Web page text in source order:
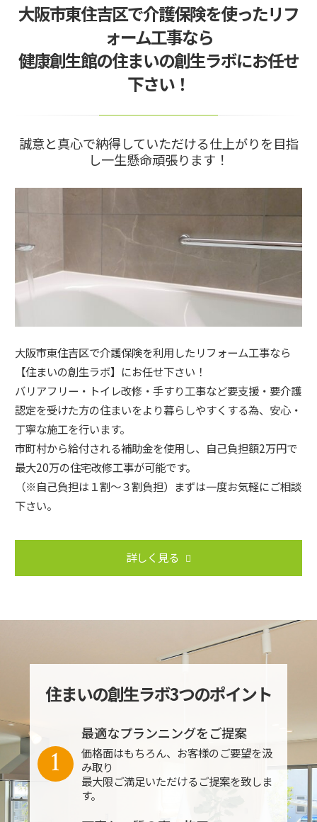
大阪市東住吉区で介護保険を使ったリフ
ォーム工事なら
健康創生館の住まいの創生ラボにお任せ
下さい！
誠意と真心で納得していただける仕上がりを目指
し一生懸命頑張ります！
大阪市東住吉区で介護保険を利用したリフォーム工事なら
【住まいの創生ラボ】にお任せ下さい！
バリアフリー・トイレ改修・手すり工事など要支援・要介護
認定を受けた方の住まいをより暮らしやすくする為、安心・
丁寧な施工を行います。
市町村から給付される補助金を使用し、自己負担額2万円で
最大20万の住宅改修工事が可能です。
（※自己負担は１割～３割負担）まずは一度お気軽にご相談
下さい。
詳しく見る
住まいの創生ラボ3つのポイント
最適なプランニングをご提案
価格面はもちろん、お客様のご要望を汲
み取り
最大限ご満足いただけるご提案を致しま
す。
1